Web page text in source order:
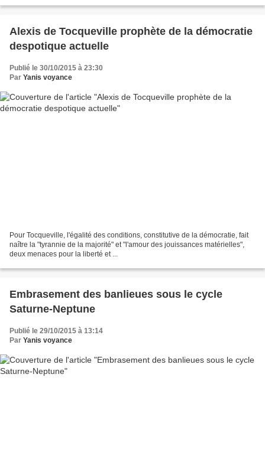
Alexis de Tocqueville prophète de la démocratie
despotique actuelle
Publié le 30/10/2015 à 23:30
Par Yanis voyance
Pour Tocqueville, l'égalité des conditions, constitutive de la démocratie, fait
naître la "tyrannie de la majorité" et "l'amour des jouissances matérielles",
deux menaces pour la liberté et ...
Embrasement des banlieues sous le cycle
Saturne-Neptune
Publié le 29/10/2015 à 13:14
Par Yanis voyance